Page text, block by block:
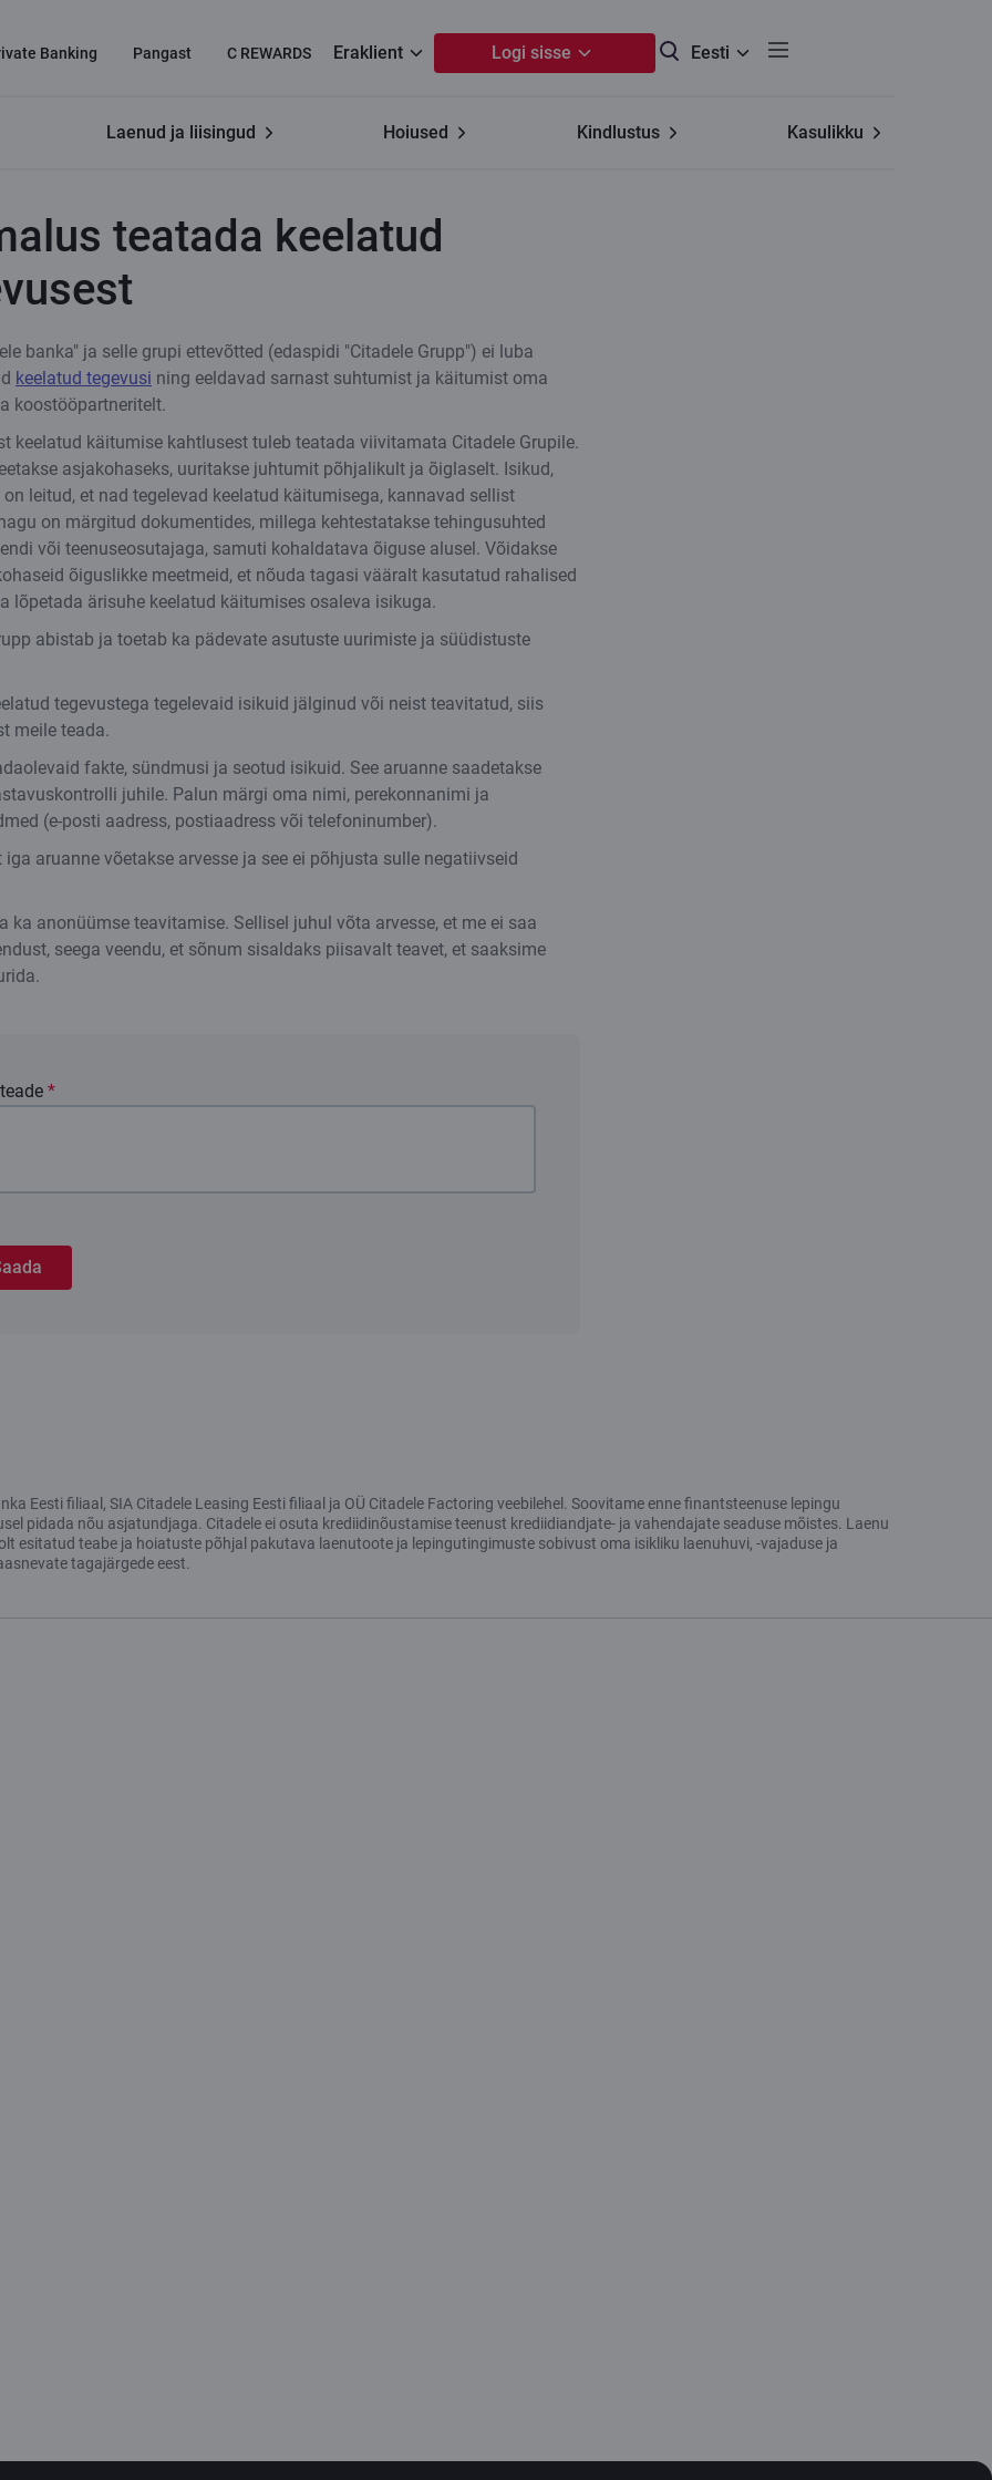
Banking Pangast C REWARDS Eraklient Logi sisse Eesti
Laenud ja liisingud Hoiused Kindlustus Kasulikku
teatada keelatud
banka" ja selle grupi ettevõtted (edaspidi "Citadele Grupp") ei luba
keelatud tegevusi ning eeldavad sarnast suhtumist ja käitumist oma
koostööpartneritelt.
keelatud käitumise kahtlusest tuleb teatada viivitamata Citadele Grupile.
asjakohaseks, uuritakse juhtumit põhjalikult ja õiglaselt. Isikud,
leitud, et nad tegelevad keelatud käitumisega, kannavad sellist
on märgitud dokumentides, millega kehtestatakse tehingusuhted
või teenuseosutajaga, samuti kohaldatava õiguse alusel. Võidakse
õiguslikke meetmeid, et nõuda tagasi vääralt kasutatud rahalised
lõpetada ärisuhe keelatud käitumises osaleva isikuga.
abistab ja toetab ka pädevate asutuste uurimiste ja süüdistuste
tegevustega tegelevaid isikuid jälginud või neist teavitatud, siis
meile teada.
fakte, sündmusi ja seotud isikuid. See aruanne saadetakse
juhile. Palun märgi oma nimi, perekonnanimi ja
(e-posti aadress, postiaadress või telefoninumber).
iga aruanne võetakse arvesse ja see ei põhjusta sulle negatiivseid
ka anonüümse teavitamise. Sellisel juhul võta arvesse, et me ei saa
seega veendu, et sõnum sisaldaks piisavalt teavet, et saaksime
*
Eesti filiaal, SIA Citadele Leasing Eesti filiaal ja OÜ Citadele Factoring veebilehel. Soovitame enne finantsteenuse lepingu
pidada nõu asjatundjaga. Citadele ei osuta krediidinõustamise teenust krediidiandjate- ja vahendajate seaduse mõistes. Laenu
esitatud teabe ja hoiatuste põhjal pakutava laenutoote ja lepingutingimuste sobivust oma isikliku laenuhuvi, -vajaduse ja
tagajärgede eest.